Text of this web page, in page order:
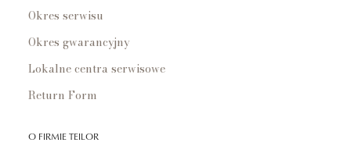
Okres serwisu
Okres gwarancyjny
Lokalne centra serwisowe
Return Form
O FIRMIE TEILOR